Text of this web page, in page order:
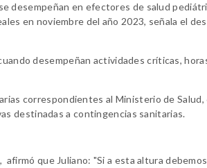
desempeñan en efectores de salud
en noviembre del año 2023, señala el
desempeñan actividades críticas,
correspondientes al Ministerio de
destinadas a contingencias sanitarias.
que Juliano: "Si a esta altura